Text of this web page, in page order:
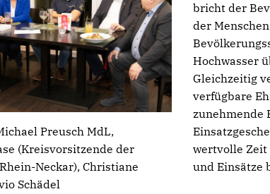
Preusch MdL,
(Kreisvorsitzende der
Neckar), Christiane
Schädel
bricht der
der
Hochwasser
Gleichzeitig
verfügbare
zunehmende
wertvolle Zeit
und Einsätze